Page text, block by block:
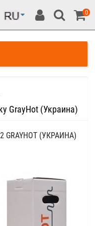
0
GrayHot (Украина)
(УКРАИНА)